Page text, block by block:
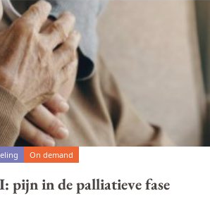
On demand
pijn in de palliatieve fase